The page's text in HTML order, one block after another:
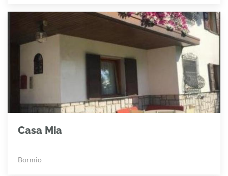
Casa Mia
Bormio